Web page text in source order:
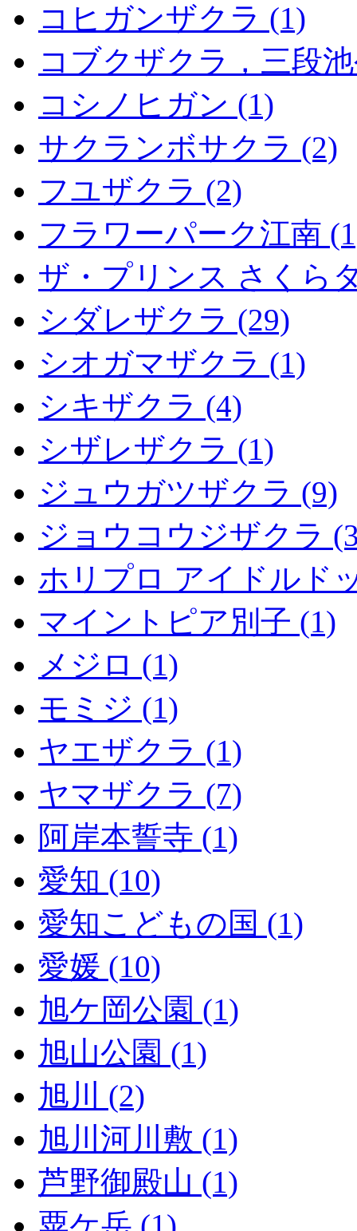
コヒガンザクラ (1)
コブクザクラ，三段
コシノヒガン (1)
サクランボサクラ (2)
フユザクラ (2)
フラワーパーク江南
ザ・プリンス さくら
シダレザクラ (29)
シオガマザクラ (1)
シキザクラ (4)
シザレザクラ (1)
ジュウガツザクラ (9)
ジョウコウジザクラ
ホリプロ アイドルド
マイントピア別子 (1)
メジロ (1)
モミジ (1)
ヤエザクラ (1)
ヤマザクラ (7)
阿岸本誓寺 (1)
愛知 (10)
愛知こどもの国 (1)
愛媛 (10)
旭ケ岡公園 (1)
旭山公園 (1)
旭川 (2)
旭川河川敷 (1)
芦野御殿山 (1)